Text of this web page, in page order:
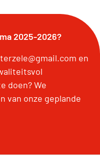
2025-2026?
en
doen? We
van onze geplande